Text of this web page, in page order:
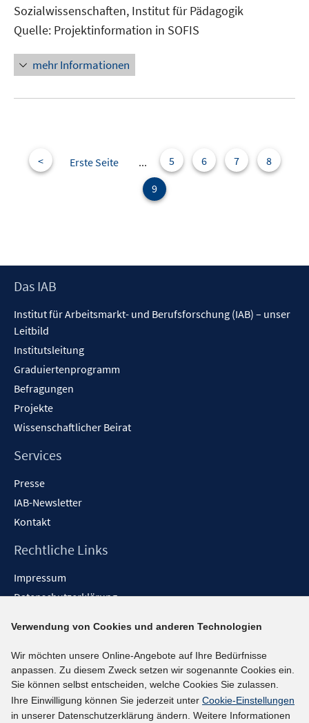
Sozialwissenschaften, Institut für Pädagogik
Quelle: Projektinformation in SOFIS
mehr Informationen
< Erste Seite ... 5 6 7
8
9
Footer
Das IAB
Institut für Arbeitsmarkt- und Berufsforschung (IAB) – unser
Leitbild
Institutsleitung
Graduiertenprogramm
Befragungen
Projekte
Wissenschaftlicher Beirat
Services
Presse
IAB-Newsletter
Kontakt
Rechtliche Links
Impressum
Datenschutzerklärung
Barrieren melden
Social-Media-Kanäle
BlueSky
YouTube
Verwendung von Cookies und anderen Technologien
Wir möchten unsere Online-Angebote auf Ihre Bedürfnisse
anpassen. Zu diesem Zweck setzen wir sogenannte Cookies ein.
Sie können selbst entscheiden, welche Cookies Sie zulassen.
Ihre Einwilligung können Sie jederzeit unter Cookie-Einstellungen
in unserer Datenschutzerklärung ändern. Weitere Informationen